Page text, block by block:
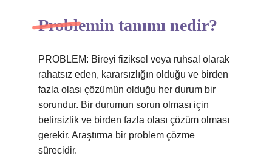
Problemin tanımı nedir?
PROBLEM: Bireyi fiziksel veya ruhsal olarak
rahatsız eden, kararsızlığın olduğu ve birden
fazla olası çözümün olduğu her durum bir
sorundur. Bir durumun sorun olması için
belirsizlik ve birden fazla olası çözüm olması
gerekir. Araştırma bir problem çözme
sürecidir.